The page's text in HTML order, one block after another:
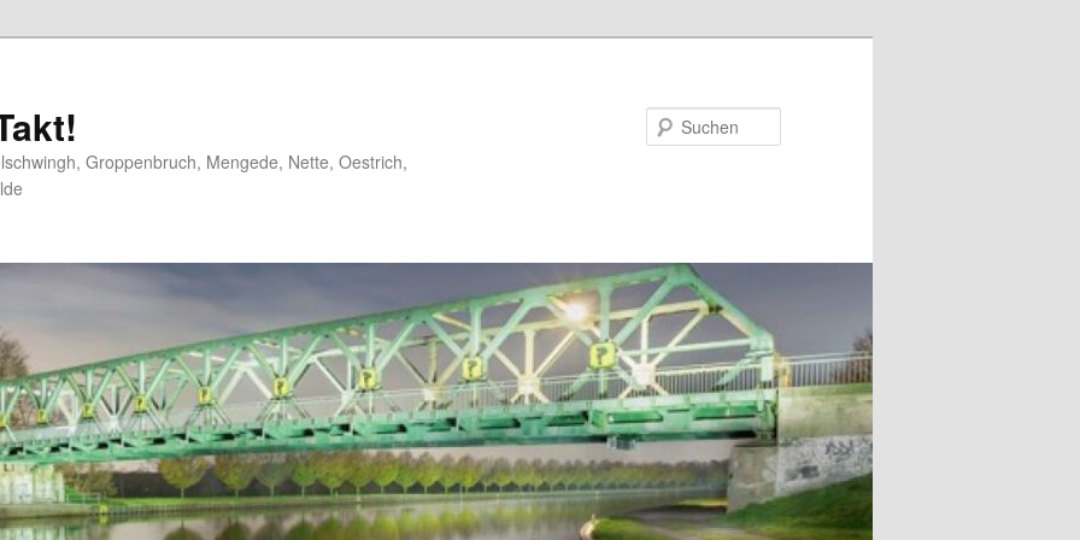
Groppenbruch, Mengede, Nette, Oestrich,